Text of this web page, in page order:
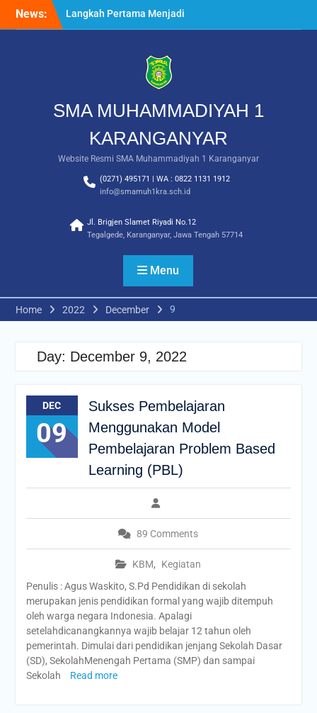
News:
Langkah Pertama Menjadi
Generasi Berkarakter,
Muhammadiyah 1
Karanganyar Dimulai
Kebangsaan
Saat Fajar Menyapa
Angkatan Baru, SMA
Muhammadiyah 1
Karanganyar Gelar
Awalussanah Penuh Makna
Rekapitulasi Realisasi
2026
SMA MUHAMMADIYAH 1
KARANGANYAR
Website Resmi SMA Muhammadiyah 1 Karanganyar
(0271) 495171 | WA : 0822 1131 1912
info@smamuh1kra.sch.id
Jl. Brigjen Slamet Riyadi No.12
Tegalgede, Karanganyar, Jawa Tengah 57714
Menu
Home 2022 December 9
Day: December 9, 2022
DEC
09
Sukses Pembelajaran
Menggunakan Model
Pembelajaran Problem Based
Learning (PBL)
89 Comments
KBM,
Kegiatan
Penulis : Agus Waskito, S.Pd Pendidikan di sekolah
merupakan jenis pendidikan formal yang wajib ditempuh
oleh warga negara Indonesia. Apalagi
setelahdicanangkannya wajib belajar 12 tahun oleh
pemerintah. Dimulai dari pendidikan jenjang Sekolah Dasar
(SD), SekolahMenengah Pertama (SMP) dan sampai
Sekolah
Read more